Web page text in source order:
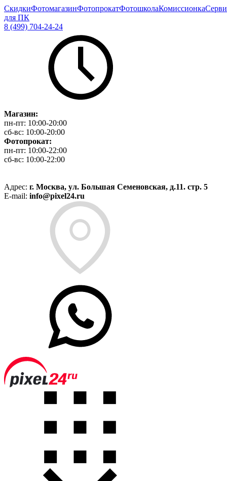
СкидкиФотомагазинФотопрокатФотошколаКомиссионка
для ПК
8 (499) 704-24-24
Магазин:
пн-пт: 10:00-20:00
сб-вс: 10:00-20:00
Фотопрокат:
пн-пт: 10:00-22:00
сб-вс: 10:00-22:00
Адрес: г. Москва, ул. Большая Семеновская, д.11. стр. 5
E-mail: info@pixel24.ru